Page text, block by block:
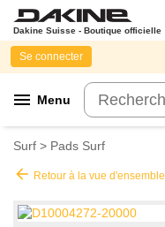
Dakine Suisse - Boutique officielle
menu Menu
Se connecter
Surf > Pads Surf
arrow_back Retour à la vue d'ensemble